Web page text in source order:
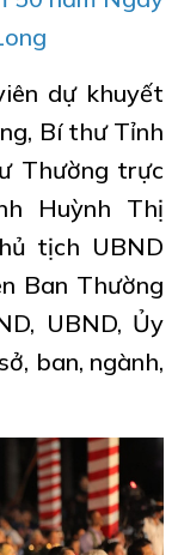
dự khuyết
Bí thư Tỉnh
Thường trực
Huỳnh Thị
tịch UBND
Ban Thường
UBND, Ủy
ban, ngành,